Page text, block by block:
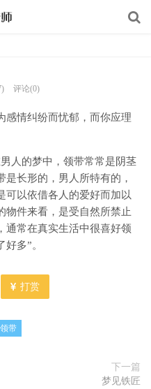
评论(0)
感情纠纷而忧郁，而你应理
人的梦中，领带常常是阴茎
长形的，男人所特有的，
可以依借各人的爱好而加以
件来看，是受自然所禁止
通常在真实生活中很喜好领
多”。
打赏
领带
下一篇
梦见铁匠